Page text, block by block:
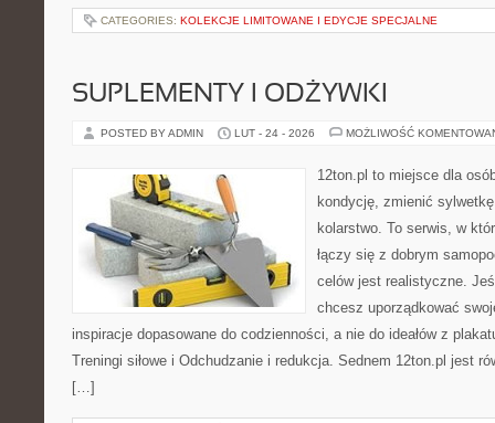
CATEGORIES: KOLEKCJE LIMITOWANE I EDYCJE SPECJALNE
SUPLEMENTY I ODŻYWKI
POSTED BY ADMIN LUT - 24 - 2026 MOŻLIWOŚĆ
12ton.pl to miejsce dla
kondycję, zmienić
kolarstwo. To serwis, w
łączy się z dobrym
celów jest realistyczne.
chcesz uporządkować
inspiracje dopasowane do codzienności, a nie do ideałów z
Treningi siłowe i Odchudzanie i redukcja. Sednem 12ton.pl jest
[…]